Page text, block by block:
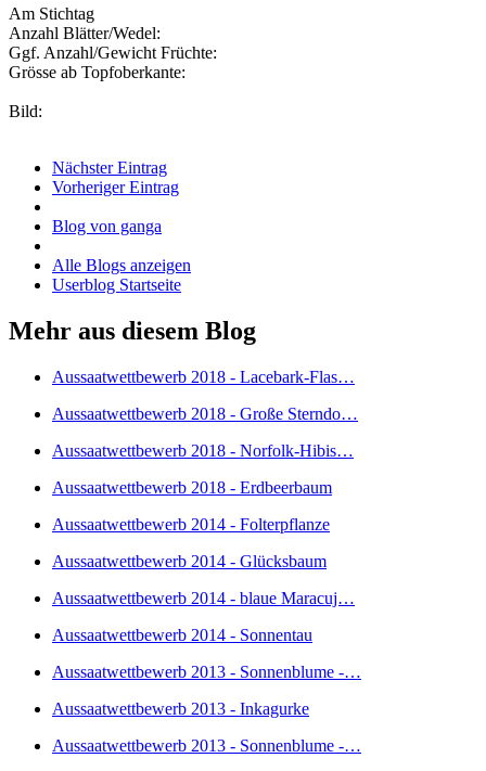
Am Stichtag
Anzahl Blätter/Wedel:
Ggf. Anzahl/Gewicht Früchte:
Grösse ab Topfoberkante:
Bild:
Nächster Eintrag
Vorheriger Eintrag
Blog von ganga
Alle Blogs anzeigen
Userblog Startseite
Mehr aus diesem Blog
Aussaatwettbewerb 2018 - Lacebark-Flas…
Aussaatwettbewerb 2018 - Große Sterndo…
Aussaatwettbewerb 2018 - Norfolk-Hibis…
Aussaatwettbewerb 2018 - Erdbeerbaum
Aussaatwettbewerb 2014 - Folterpflanze
Aussaatwettbewerb 2014 - Glücksbaum
Aussaatwettbewerb 2014 - blaue Maracuj…
Aussaatwettbewerb 2014 - Sonnentau
Aussaatwettbewerb 2013 - Sonnenblume -…
Aussaatwettbewerb 2013 - Inkagurke
Aussaatwettbewerb 2013 - Sonnenblume -…